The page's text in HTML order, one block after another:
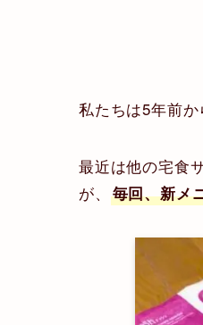
私たちは5年前
最近は他の宅食
が、
毎回、新メ